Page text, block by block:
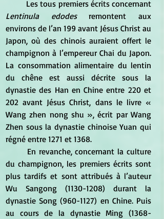
Lentinula edodes remontent aux
environs de l’an 199 avant Jésus Christ au
Japon, où des chinois auraient offert le
champignon à l’empereur Chai du Japon.
La consommation alimentaire du lentin
du chêne est aussi décrite sous la
dynastie des Han en Chine entre 220 et
202 avant Jésus Christ, dans le livre «
Wang zhen nong shu », écrit par Wang
Zhen sous la dynastie chinoise Yuan qui
régné entre 1271 et 1368.
du champignon, les premiers écrits sont
plus tardifs et sont attribués à l’auteur
Wu Sangong (1130-1208) durant la
dynastie Song (960-1127) en Chine. Puis
au cours de la dynastie Ming (1368-